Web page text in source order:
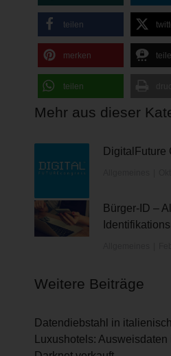
teilen
merken
teilen
Mehr aus dieser
DigitalFuture
Bürger-ID –
Weitere Beiträge
Datendiebstahl in
Luxushotels: Ausweisdaten